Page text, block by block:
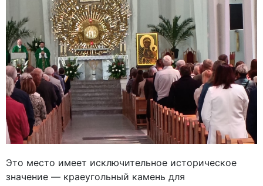
Это место имеет исключительное историческое
значение — краеугольный камень для